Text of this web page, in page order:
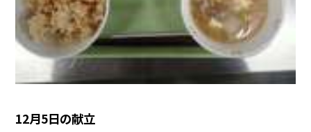
12月5日の献立